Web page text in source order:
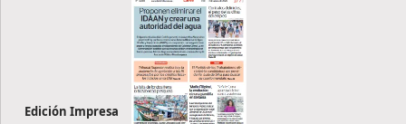
Edición Impresa